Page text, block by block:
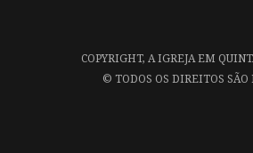
COPYRIGHT, A IGREJA EM
© TODOS OS DIREITOS SÃO